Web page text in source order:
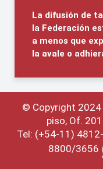
La difusión de
la Federación
a menos que
la avale o
© Copyright 2024
piso, Of. 201
Tel: (+54-11)
8800/3656